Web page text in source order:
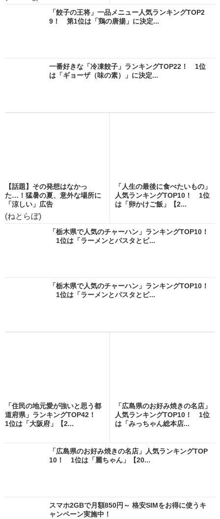
「餃子の王将」一品メニュー人気ランキングTOP2
9！ 第1位は「鶏の唐揚」に決定...
一番好きな「冷凍餃子」ランキングTOP22！ 1位
は「ギョーザ（味の素）」に決定...
【話題】その発想はなかっ
た…！猛暑の夏、意外な場所に
「涼しい」広告
(ねとらぼ)
「人生の最後に食べたいもの」
人気ランキングTOP10！ 1位
は「卵かけご飯」【2...
「栃木県で人気のチャーハン」ランキングTOP10！
1位は「ラーメンとパスタとピ...
「栃木県で人気のチャーハン」ランキングTOP10！
1位は「ラーメンとパスタとピ...
「住民の地元愛が強いと思う都
道府県」ランキングTOP42！
1位は「大阪府」【2...
「広島県のお好み焼きの名店」
人気ランキングTOP10！ 1位
は「みっちゃん総本店...
「広島県のお好み焼きの名店」人気ランキングTOP
10！ 1位は「麗ちゃん」【20...
スマホ2GBで月額850円～ 格安SIMをお得に使うキ
ャンペーン実施中！